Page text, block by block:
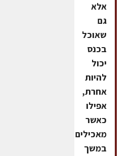
אלא
גם
שאוכל
בכנס
יכול
להיות
אחרת,
אפילו
כאשר
מאכילים
במשך